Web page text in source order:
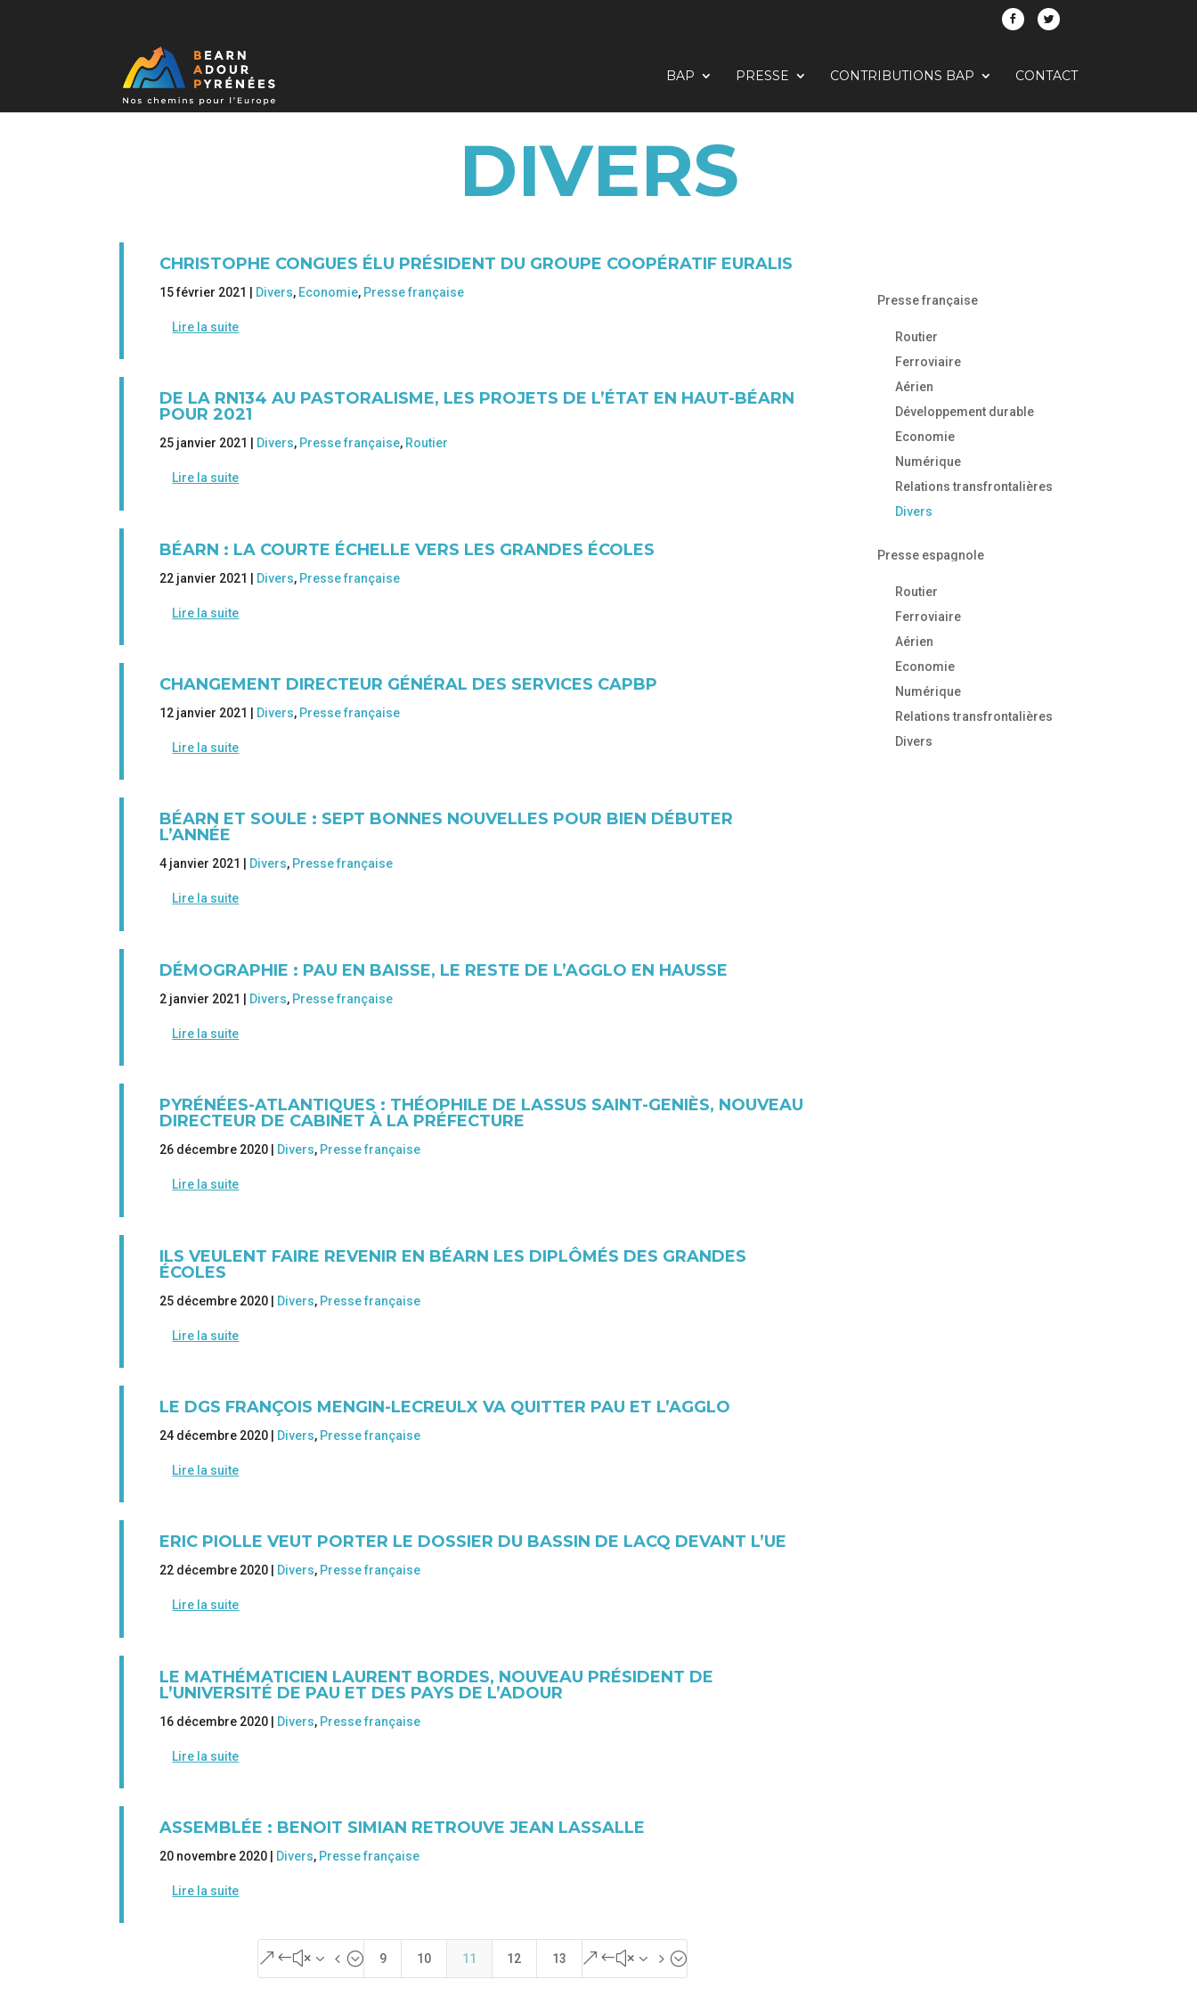
BAP PRESSE CONTRIBUTIONS BAP CONTACT
DIVERS
CHRISTOPHE CONGUES ÉLU PRÉSIDENT DU GROUPE COOPÉRATIF EURALIS
15 février 2021 | Divers, Economie, Presse française
Lire la suite
DE LA RN134 AU PASTORALISME, LES PROJETS DE L’ÉTAT EN HAUT-BÉARN
POUR 2021
25 janvier 2021 | Divers, Presse française, Routier
Lire la suite
BÉARN : LA COURTE ÉCHELLE VERS LES GRANDES ÉCOLES
22 janvier 2021 | Divers, Presse française
Lire la suite
CHANGEMENT DIRECTEUR GÉNÉRAL DES SERVICES CAPBP
12 janvier 2021 | Divers, Presse française
Lire la suite
BÉARN ET SOULE : SEPT BONNES NOUVELLES POUR BIEN DÉBUTER
L’ANNÉE
4 janvier 2021 | Divers, Presse française
Lire la suite
DÉMOGRAPHIE : PAU EN BAISSE, LE RESTE DE L’AGGLO EN HAUSSE
2 janvier 2021 | Divers, Presse française
Lire la suite
PYRÉNÉES-ATLANTIQUES : THÉOPHILE DE LASSUS SAINT-GENIÈS, NOUVEAU
DIRECTEUR DE CABINET À LA PRÉFECTURE
26 décembre 2020 | Divers, Presse française
Lire la suite
ILS VEULENT FAIRE REVENIR EN BÉARN LES DIPLÔMÉS DES GRANDES
ÉCOLES
25 décembre 2020 | Divers, Presse française
Lire la suite
LE DGS FRANÇOIS MENGIN-LECREULX VA QUITTER PAU ET L’AGGLO
24 décembre 2020 | Divers, Presse française
Lire la suite
ERIC PIOLLE VEUT PORTER LE DOSSIER DU BASSIN DE LACQ DEVANT L’UE
22 décembre 2020 | Divers, Presse française
Lire la suite
LE MATHÉMATICIEN LAURENT BORDES, NOUVEAU PRÉSIDENT DE
L’UNIVERSITÉ DE PAU ET DES PAYS DE L’ADOUR
16 décembre 2020 | Divers, Presse française
Lire la suite
ASSEMBLÉE : BENOIT SIMIAN RETROUVE JEAN LASSALLE
20 novembre 2020 | Divers, Presse française
Lire la suite
&#x34; 9 10 11 12 13 &#x35;
Presse française
Routier
Ferroviaire
Aérien
Développement durable
Economie
Numérique
Relations transfrontalières
Divers
Presse espagnole
Routier
Ferroviaire
Aérien
Economie
Numérique
Relations transfrontalières
Divers